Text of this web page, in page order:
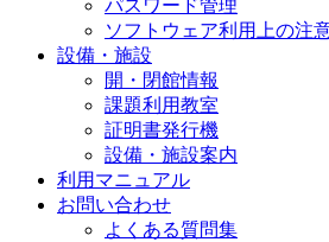
パスワード管理
ソフトウェア利用上の注
設備・施設
開・閉館情報
課題利用教室
証明書発行機
設備・施設案内
利用マニュアル
お問い合わせ
よくある質問集